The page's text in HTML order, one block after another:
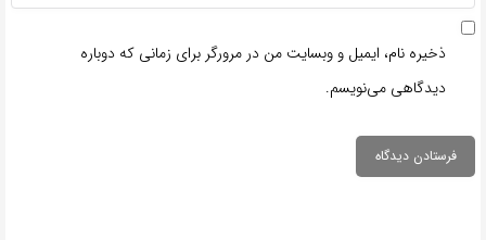
ذخیره نام، ایمیل و وبسایت من در مرورگر برای زمانی که دوباره
دیدگاهی می‌نویسم.